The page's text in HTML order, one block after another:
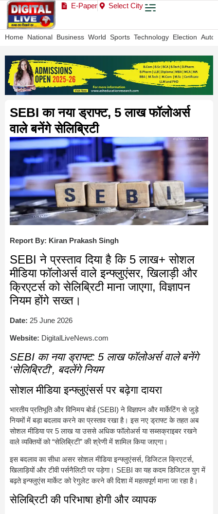
E-Paper Select City
Home National Business World Sports Technology Election Auto
SEBI का नया ड्राफ्ट, 5 लाख फॉलोअर्स
वाले बनेंगे सेलिब्रिटी
Report By: Kiran Prakash Singh
SEBI ने प्रस्ताव दिया है कि 5 लाख+ सोशल
मीडिया फॉलोअर्स वाले इन्फ्लुएंसर, खिलाड़ी और
क्रिएटर्स को सेलिब्रिटी माना जाएगा, विज्ञापन
नियम होंगे सख्त।
Date: 25 June 2026
Website: DigitalLiveNews.com
SEBI का नया ड्राफ्ट: 5 लाख फॉलोअर्स वाले बनेंगे
‘सेलिब्रिटी’, बदलेंगे नियम
सोशल मीडिया इन्फ्लुएंसर्स पर बढ़ेगा दायरा
भारतीय प्रतिभूति और विनिमय बोर्ड (SEBI) ने विज्ञापन और मार्केटिंग से जुड़े
नियमों में बड़ा बदलाव करने का प्रस्ताव रखा है। इस नए ड्राफ्ट के तहत अब
सोशल मीडिया पर 5 लाख या उससे अधिक फॉलोअर्स या सब्सक्राइबर रखने
वाले व्यक्तियों को “सेलिब्रिटी” की श्रेणी में शामिल किया जाएगा।
इस बदलाव का सीधा असर सोशल मीडिया इन्फ्लुएंसर्स, डिजिटल क्रिएटर्स,
खिलाड़ियों और टीवी पर्सनैलिटी पर पड़ेगा। SEBI का यह कदम डिजिटल युग में
बढ़ते इन्फ्लुएंस मार्केट को रेगुलेट करने की दिशा में महत्वपूर्ण माना जा रहा है।
सेलिब्रिटी की परिभाषा होगी और व्यापक